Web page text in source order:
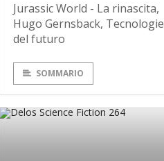
Jurassic World - La rinascita,
Hugo Gernsback, Tecnologie
del futuro
SOMMARIO